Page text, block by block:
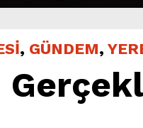
Alacak.
, GÜNDEM,